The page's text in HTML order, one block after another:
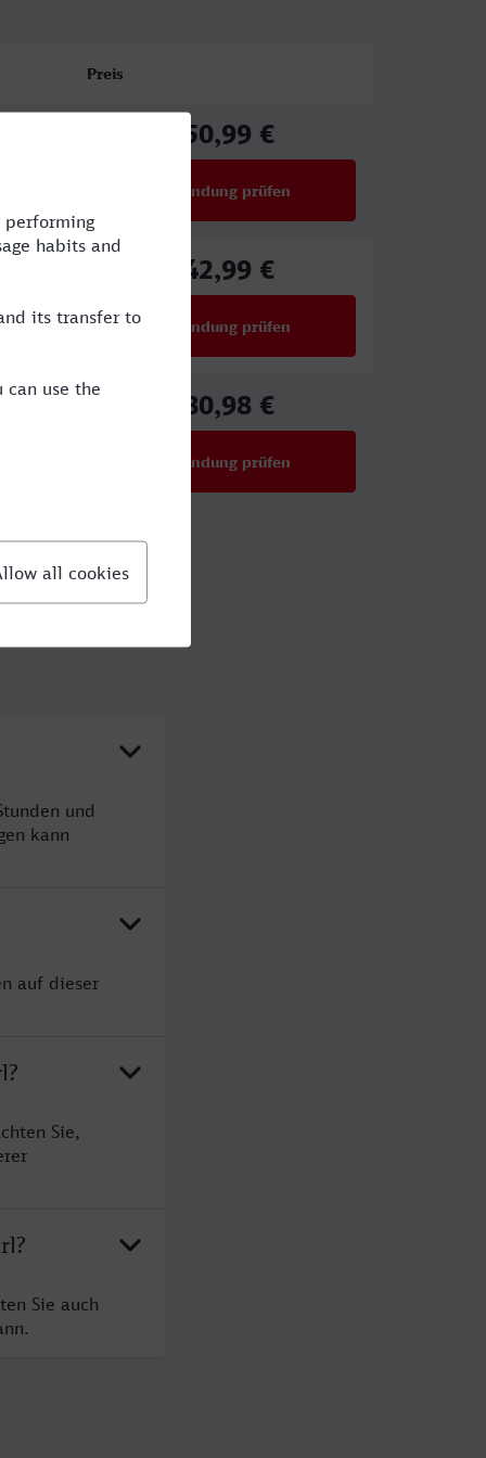
Preis
50,99 €
Verbindung prüfen
42,99 €
Verbindung prüfen
80,98 €
Verbindung prüfen
und
kann
auf dieser
Sie,
Sie auch